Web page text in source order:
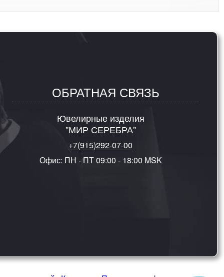
ОБРАТНАЯ СВЯЗЬ
Ювелирные изделия
"МИР СЕРЕБРА"
+7(915)292-07-00
Офис: ПН - ПТ 09:00 - 18:00 MSK